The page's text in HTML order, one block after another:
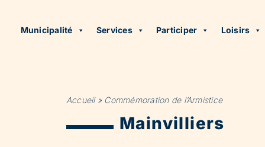
Municipalité Services Participer Loisirs
Accueil» Commémoration de l’Armistice
Mainvilliers